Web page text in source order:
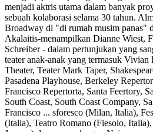
menjadi aktris utama dalam banyak
sebuah kolaborasi selama 30 tahun.
Broadway di "di rumah musim panas"
Akalaitis-menampilkan Dianne Wiest,
Schreiber - dalam pertunjukan yang
teater anak-anak yang termasuk Vivian
Theater, Teater Mark Taper,
Pasadena Playhouse, Berkeley
Francisco Repertorta, Santa Feertory,
South Coast, South Coast Company,
Francisco ... sforesco (Milan, Italia),
(Italia), Teatro Romano (Fiesolo,